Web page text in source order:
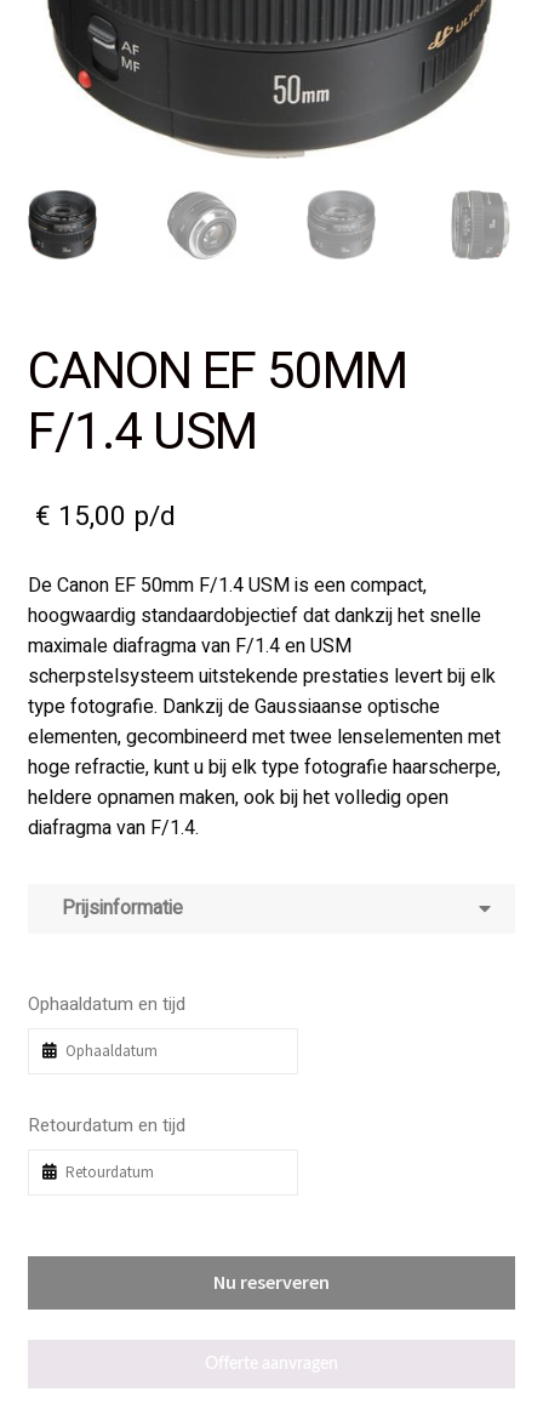
CANON EF 50MM
F/1.4 USM
€ 15,00 p/d
De Canon EF 50mm F/1.4 USM is een compact,
hoogwaardig standaardobjectief dat dankzij het snelle
maximale diafragma van F/1.4 en USM
scherpstelsysteem uitstekende prestaties levert bij elk
type fotografie. Dankzij de Gaussiaanse optische
elementen, gecombineerd met twee lenselementen met
hoge refractie, kunt u bij elk type fotografie haarscherpe,
heldere opnamen maken, ook bij het volledig open
diafragma van F/1.4.
Prijsinformatie
Ophaaldatum en tijd
Retourdatum en tijd
Nu reserveren
Offerte aanvragen